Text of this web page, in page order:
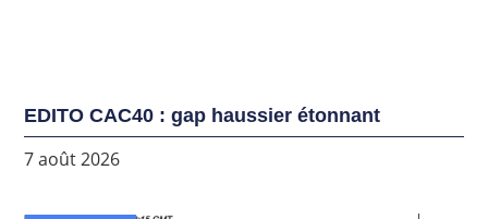
EDITO CAC40 : gap haussier étonnant
7 août 2026